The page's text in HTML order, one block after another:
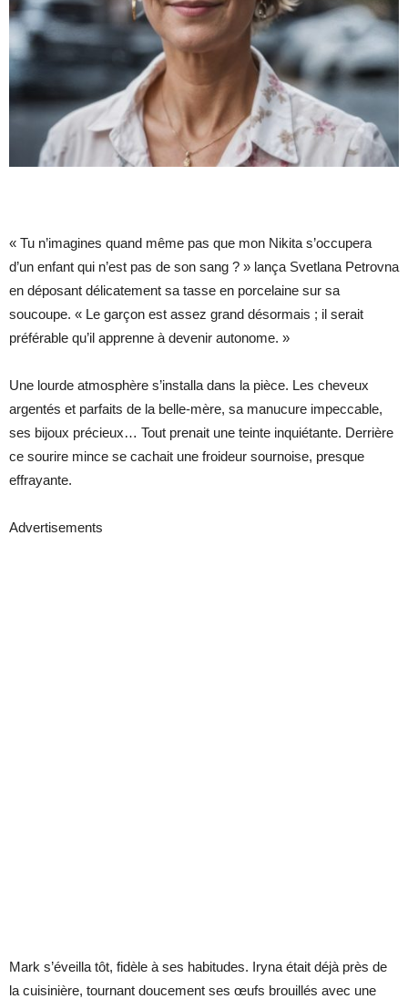
« Tu n’imagines quand même pas que mon Nikita s’occupera
d’un enfant qui n’est pas de son sang ? » lança Svetlana Petrovna
en déposant délicatement sa tasse en porcelaine sur sa
soucoupe. « Le garçon est assez grand désormais ; il serait
préférable qu’il apprenne à devenir autonome. »
Une lourde atmosphère s’installa dans la pièce. Les cheveux
argentés et parfaits de la belle-mère, sa manucure impeccable,
ses bijoux précieux… Tout prenait une teinte inquiétante. Derrière
ce sourire mince se cachait une froideur sournoise, presque
effrayante.
Advertisements
Mark s’éveilla tôt, fidèle à ses habitudes. Iryna était déjà près de
la cuisinière, tournant doucement ses œufs brouillés avec une